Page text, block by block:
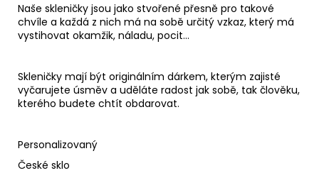
Naše skleničky jsou jako stvořené přesně pro takové
chvíle a každá z nich má na sobě určitý vzkaz, který má
vystihovat okamžik, náladu, pocit...
Skleničky mají být originálním dárkem, kterým zajisté
vyčarujete úsměv a uděláte radost jak sobě, tak člověku,
kterého budete chtít obdarovat.
Personalizovaný
České sklo